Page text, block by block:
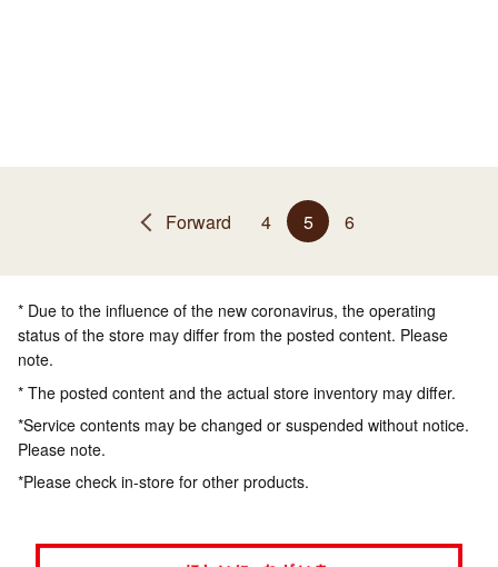
Forward 4 5 6
* Due to the influence of the new coronavirus, the operating
status of the store may differ from the posted content. Please
note.
* The posted content and the actual store inventory may differ.
*Service contents may be changed or suspended without notice.
Please note.
*Please check in-store for other products.